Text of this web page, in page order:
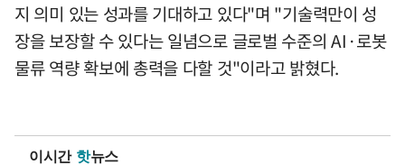
지 의미 있는 성과를 기대하고 있다"며 "기술력만이 성
장을 보장할 수 있다는 일념으로 글로벌 수준의 AI·로봇
물류 역량 확보에 총력을 다할 것"이라고 밝혔다.
이시간 핫뉴스